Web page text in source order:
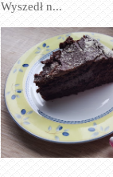
Wyszedł n...